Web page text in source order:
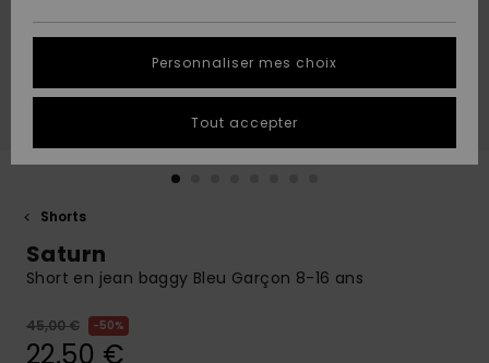
A
Découvrir
A
Découvrir
tailles
conversation
à votre
question.
QUIKSILVER
Shorts
Saturn
Short en jean baggy Bleu Garçon 8-16 ans
45,00 € 50%
22,50 €
Personnaliser mes choix
Tout accepter